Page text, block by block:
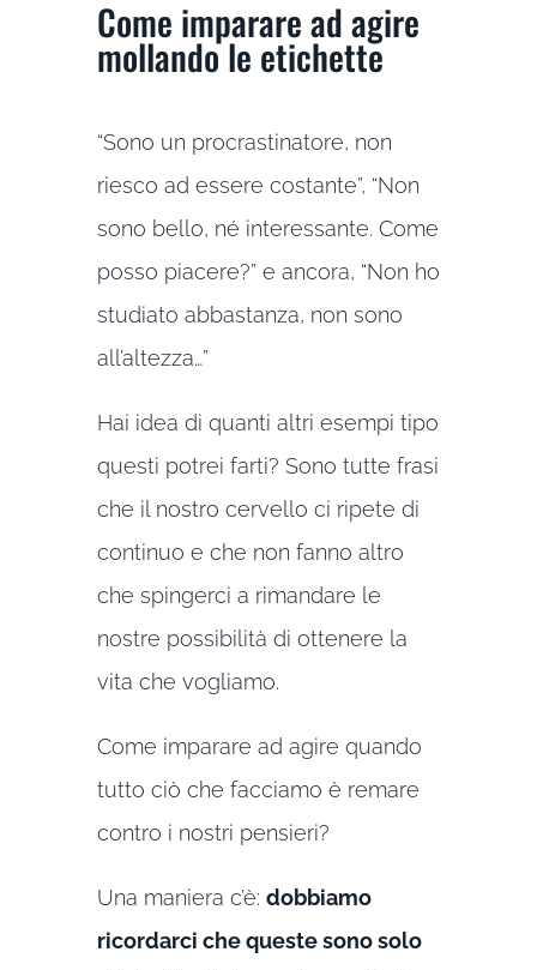
Come imparare ad agire
mollando le etichette
“Sono un procrastinatore, non
riesco ad essere costante”, “Non
sono bello, né interessante. Come
posso piacere?” e ancora, “Non ho
studiato abbastanza, non sono
all’altezza…”
Hai idea di quanti altri esempi tipo
questi potrei farti? Sono tutte frasi
che il nostro cervello ci ripete di
continuo e che non fanno altro
che spingerci a rimandare le
nostre possibilità di ottenere la
vita che vogliamo.
Come imparare ad agire quando
tutto ciò che facciamo è remare
contro i nostri pensieri?
Una maniera c’è: dobbiamo
ricordarci che queste sono solo